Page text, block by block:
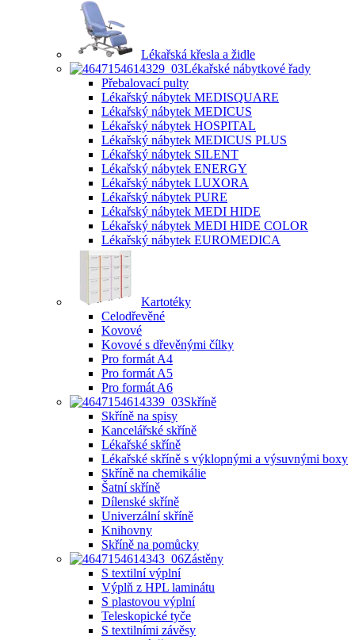
Lékařská křesla a židle
Lékařské nábytkové řady
Přebalovací pulty
Lékařský nábytek MEDISQUARE
Lékařský nábytek MEDICUS
Lékařský nábytek HOSPITAL
Lékařský nábytek MEDICUS PLUS
Lékařský nábytek SILENT
Lékařský nábytek ENERGY
Lékařský nábytek LUXORA
Lékařský nábytek PURE
Lékařský nábytek MEDI HIDE
Lékařský nábytek MEDI HIDE COLOR
Lékařský nábytek EUROMEDICA
Kartotéky
Celodřevěné
Kovové
Kovové s dřevěnými čílky
Pro formát A4
Pro formát A5
Pro formát A6
Skříně
Skříně na spisy
Kancelářské skříně
Lékařské skříně
Lékařské skříně s výklopnými a výsuvnými boxy
Skříně na chemikálie
Šatní skříně
Dílenské skříně
Univerzální skříně
Knihovny
Skříně na pomůcky
Zástěny
S textilní výplní
Výplň z HPL laminátu
S plastovou výplní
Teleskopické tyče
S textilními závěsy